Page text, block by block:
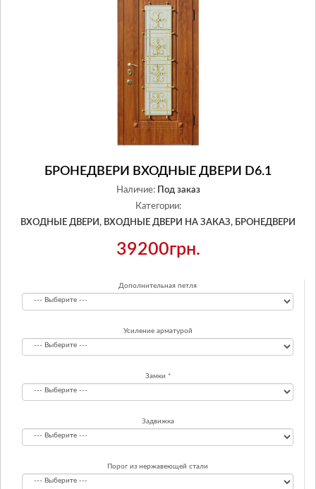
БРОНЕДВЕРИ ВХОДНЫЕ ДВЕРИ D6.1
Наличие:
Под заказ
Категории:
ВХОДНЫЕ ДВЕРИ, ВХОДНЫЕ ДВЕРИ НА ЗАКАЗ, БРОНЕДВЕРИ
39200грн.
Дополнительная петля
Усиление арматурой
Замки
Задвижка
Порог из нержавеющей стали